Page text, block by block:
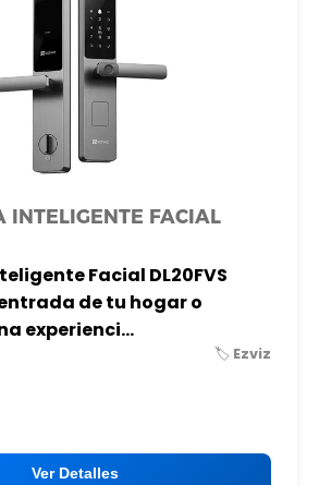
INTELIGENTE FACIAL
Facial DL20FVS
de tu hogar o
experienci...
🏷️ Ezviz
Ver Detalles